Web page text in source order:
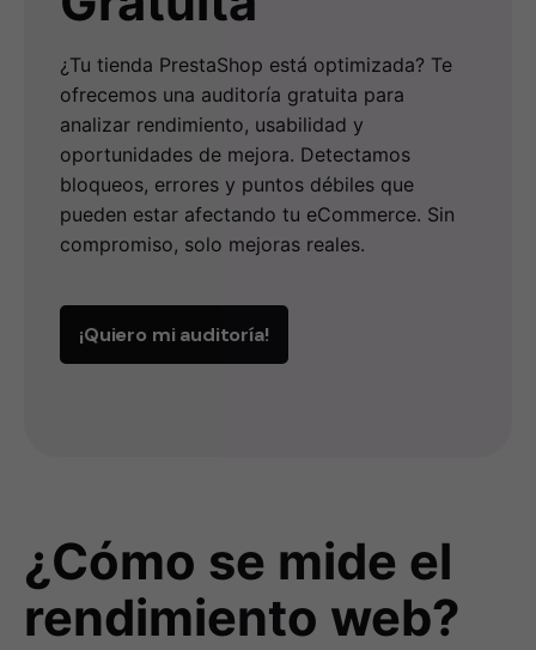
¿Tu tienda PrestaShop está optimizada? Te
ofrecemos una auditoría gratuita para
analizar rendimiento, usabilidad y
oportunidades de mejora. Detectamos
bloqueos, errores y puntos débiles que
pueden estar afectando tu eCommerce. Sin
compromiso, solo mejoras reales.
¡Quiero mi auditoría!
¿Cómo se mide el
rendimiento web?